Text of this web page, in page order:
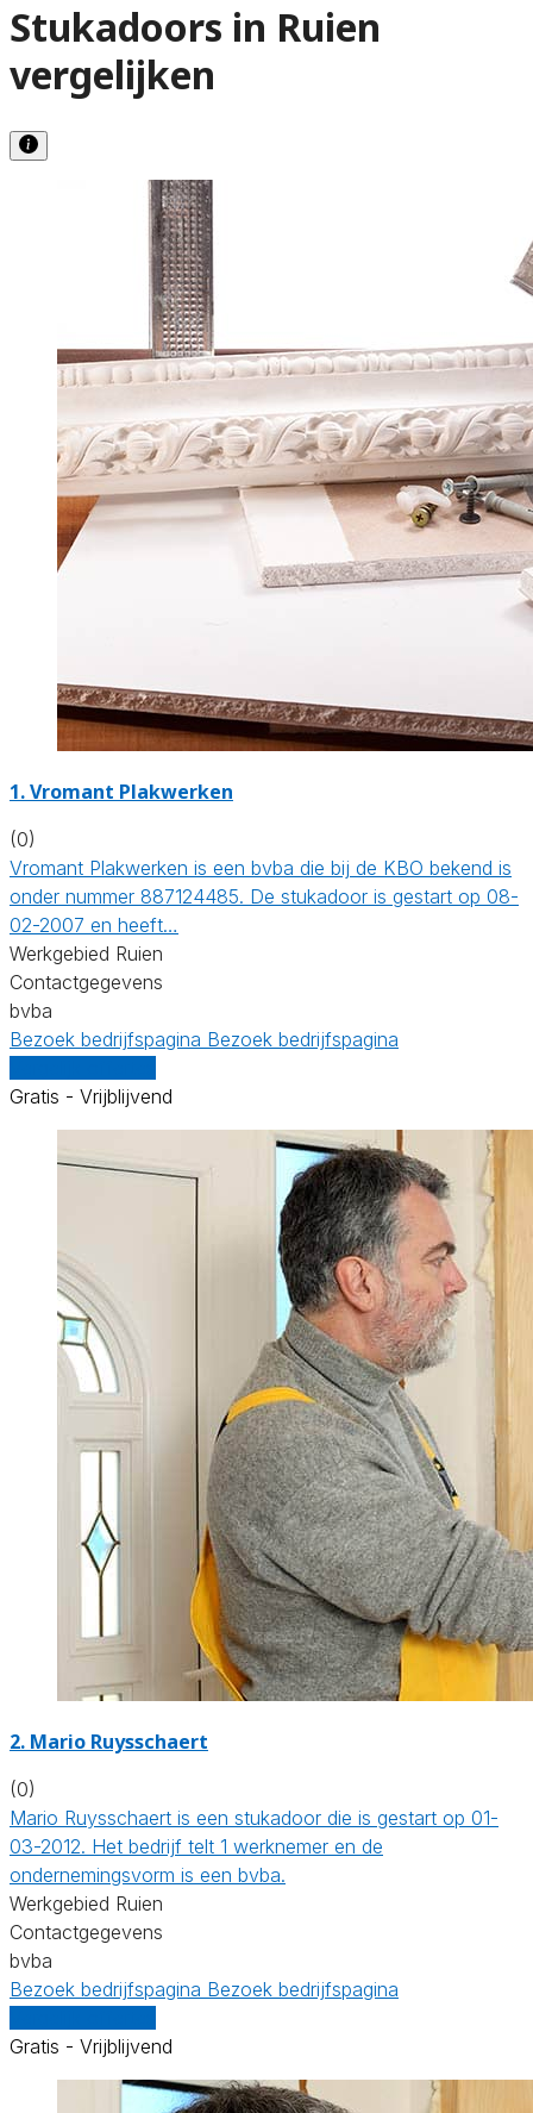
Stukadoors in Ruien
vergelijken
1. Vromant Plakwerken
(0)
Vromant Plakwerken is een bvba die bij de KBO bekend is
onder nummer 887124485. De stukadoor is gestart op 08-
02-2007 en heeft…
Werkgebied Ruien
Contactgegevens
bvba
Bezoek bedrijfspagina Bezoek bedrijfspagina
Gratis - Vrijblijvend
2. Mario Ruysschaert
(0)
Mario Ruysschaert is een stukadoor die is gestart op 01-
03-2012. Het bedrijf telt 1 werknemer en de
ondernemingsvorm is een bvba.
Werkgebied Ruien
Contactgegevens
bvba
Bezoek bedrijfspagina Bezoek bedrijfspagina
Gratis - Vrijblijvend